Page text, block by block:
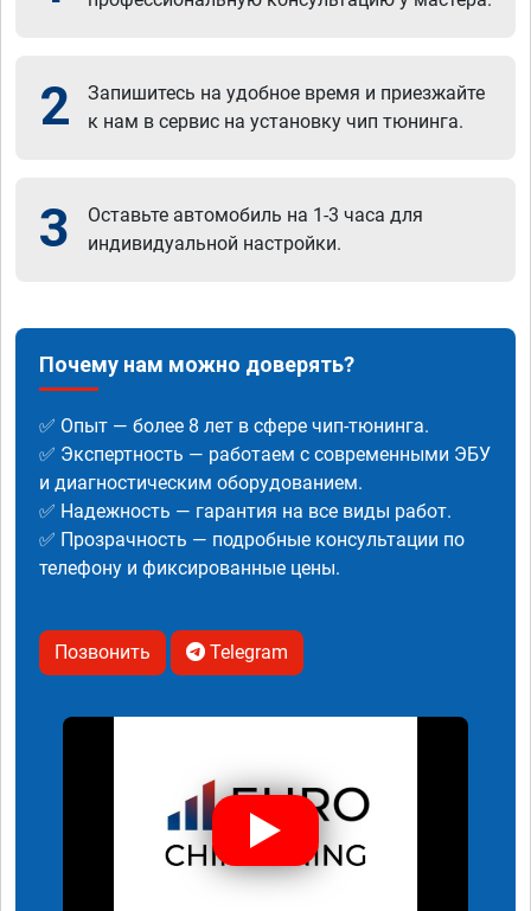
2
Запишитесь на удобное время и приезжайте
к нам в сервис на установку чип тюнинга.
3
Оставьте автомобиль на 1-3 часа для
индивидуальной настройки.
Почему нам можно доверять?
✅ Опыт — более 8 лет в сфере чип-тюнинга.
✅ Экспертность — работаем с современными ЭБУ
и диагностическим оборудованием.
✅ Надежность — гарантия на все виды работ.
✅ Прозрачность — подробные консультации по
телефону и фиксированные цены.
Позвонить Telegram